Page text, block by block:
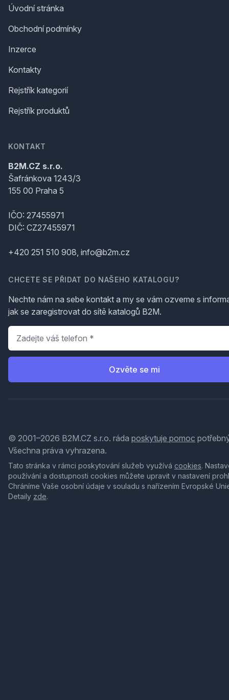
Úvodní stránka
Obchodní podmínky
Inzerce
Kontakty
Rejstřík kategorií
Rejstřík produktů
KONTAKT
B2M.CZ s.r.o.
Šafránkova 1243/3
155 00 Praha 5
IČO: 27455971
DIČ: CZ27455971
+420 251 510 908, info@b2m.cz
CHCETE SE PŘIDAT DO NAŠEHO KATALOGU?
Nechte nám na sebe kontakt a my se vám ozveme s
jak se zaregistrovat do sítě katalogů B2M.
Telefon
Ozvěte se mi
© 2001–2026 B2M.CZ s.r.o. ráda poskytuje pomoc
Všechna práva vyhrazena.
Tato stránka v rámci poskytování služeb využívá cookies.
používání a dostupnosti cookies můžete upravit v nastavení
Chráníme Vaše osobní údaje v souladu s nařízením Evropské
Detaily zde.